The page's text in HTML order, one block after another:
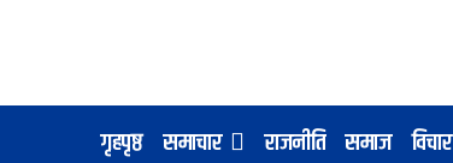
गृहपृष्ठ समाचार राजनीति समाज विचार